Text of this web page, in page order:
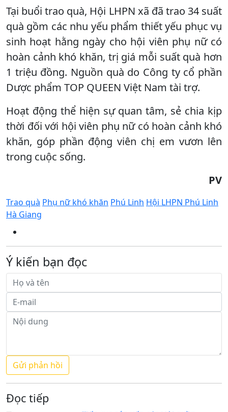
Tại buổi trao quà, Hội LHPN xã đã trao 34 suất
quà gồm các nhu yếu phẩm thiết yếu phục vụ
sinh hoạt hằng ngày cho hội viên phụ nữ có
hoàn cảnh khó khăn, trị giá mỗi suất quà hơn
1 triệu đồng. Nguồn quà do Công ty cổ phần
Dược phẩm TOP QUEEN Việt Nam tài trợ.
Hoạt động thể hiện sự quan tâm, sẻ chia kịp
thời đối với hội viên phụ nữ có hoàn cảnh khó
khăn, góp phần động viên chị em vươn lên
trong cuộc sống.
PV
Trao quà Phụ nữ khó khăn Phú Linh Hội LHPN Phú Linh
Hà Giang
Ý kiến bạn đọc
Đọc tiếp